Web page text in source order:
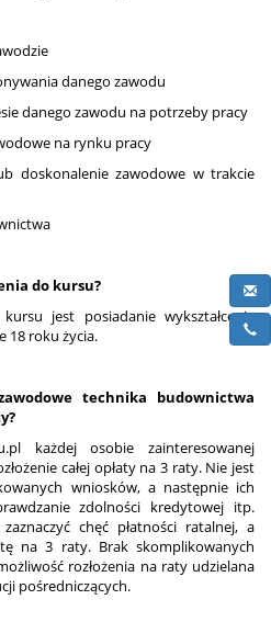
danego zawodu
danego zawodu na potrzeby pracy
na rynku pracy
doskonalenie zawodowe w trakcie
do kursu?
jest posiadanie wykształcenia
18 roku życia.
technika budownictwa
każdej osobie zainteresowanej
całej opłaty na 3 raty. Nie jest
wniosków, a następnie ich
zdolności kredytowej itp.
chęć płatności ratalnej, a
na 3 raty. Brak skomplikowanych
rozłożenia na raty udzielana
pośredniczących.